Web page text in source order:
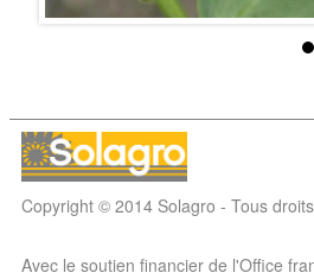
Copyright © 2014 Solagro - Tous
Avec le soutien financier de l'Office